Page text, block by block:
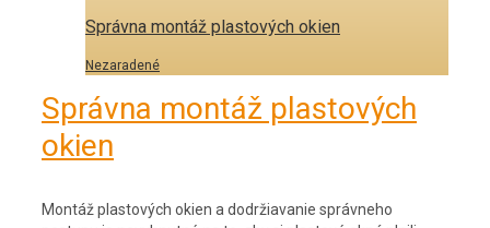
Správna montáž plastových okien
Nezaradené
Správna montáž plastových
okien
Montáž plastových okien a dodržiavanie správneho